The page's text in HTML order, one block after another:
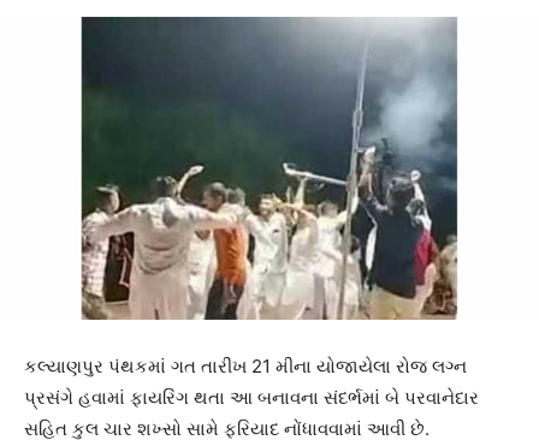
કલ્યાણપુર પંથકમાં ગત તારીખ 21 મીના યોજાયેલા રોજ લગ્ન
પ્રસંગે હવામાં ફાયરિંગ થતા આ બનાવના સંદર્ભમાં બે પરવાનેદાર
સહિત કુલ ચાર શખ્સો સામે ફરિયાદ નોંધાવવામાં આવી છે.